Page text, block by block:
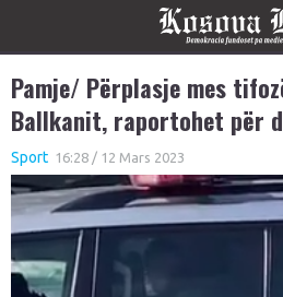
Pamje/ Përplasje mes
Ballkanit, raportohet për
Sport 16:28 / 12 Mars 2023